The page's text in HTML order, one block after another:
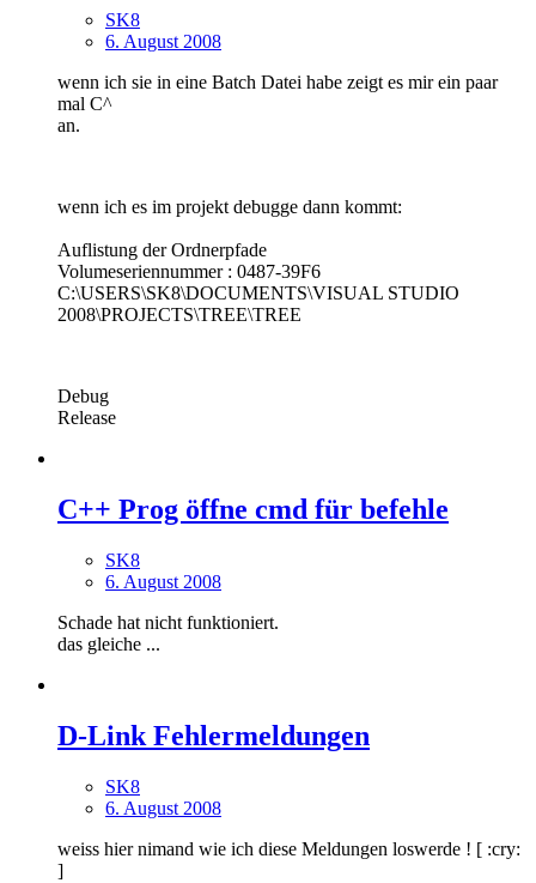
SK8
6. August 2008
wenn ich sie in eine Batch Datei habe zeigt es mir ein paar
mal C^
an.
wenn ich es im projekt debugge dann kommt:
Auflistung der Ordnerpfade
Volumeseriennummer : 0487-39F6
C:\USERS\SK8\DOCUMENTS\VISUAL STUDIO
2008\PROJECTS\TREE\TREE
Debug
Release
C++ Prog öffne cmd für befehle
SK8
6. August 2008
Schade hat nicht funktioniert.
das gleiche ...
D-Link Fehlermeldungen
SK8
6. August 2008
weiss hier nimand wie ich diese Meldungen loswerde ! [ :cry:
]